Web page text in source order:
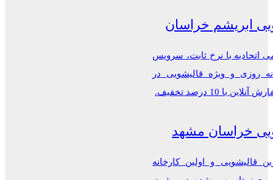
ابریشم خراسان
اتحادیه با نرخ ثابت، سرویس
روزی و ویژه قالیشویی در
با 10 درصد تخفیف.
خراسان مشهد
قالیشویی و اولین کارخانه